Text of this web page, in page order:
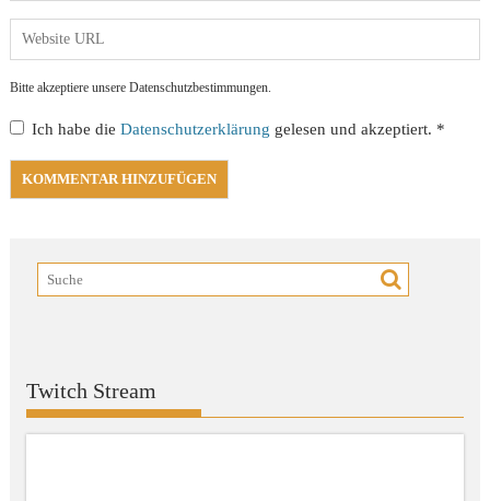
Bitte akzeptiere unsere Datenschutzbestimmungen.
Ich habe dieDatenschutzerklärung gelesen und akzeptiert. *
Twitch Stream